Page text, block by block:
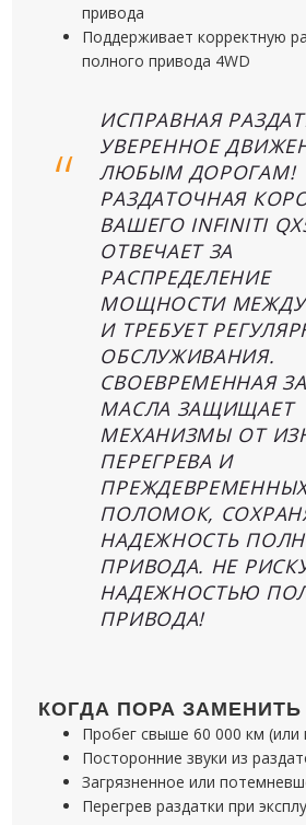
привода
Поддерживает корректную
полного привода 4WD
ИСПРАВНАЯ
УВЕРЕННОЕ
ЛЮБЫМ ДОРОГАМ!
РАЗДАТОЧНАЯ
ВАШЕГО INFINITI
ОТВЕЧАЕТ ЗА
РАСПРЕДЕЛЕНИЕ
МОЩНОСТИ
И ТРЕБУЕТ
ОБСЛУЖИВАНИЯ.
СВОЕВРЕМЕННАЯ
МАСЛА ЗАЩИЩАЕТ
МЕХАНИЗМЫ ОТ
ПЕРЕГРЕВА И
ПОЛОМОК,
НАДЕЖНОСТЬ
ПРИВОДА. НЕ
НАДЕЖНОСТЬЮ
ПРИВОДА!
КОГДА ПОРА
Пробег свыше 60 000 км (или
Посторонние звуки из
Загрязненное или
Перегрев раздатки при